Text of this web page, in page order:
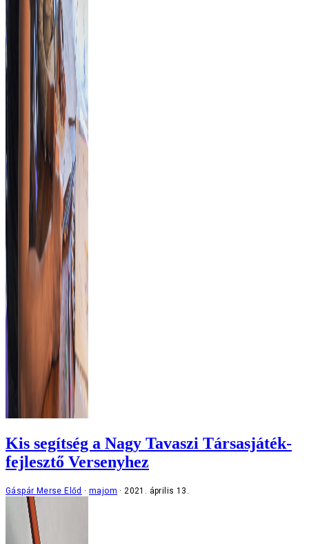
Kis segítség a Nagy Tavaszi Társasjáték-
fejlesztő Versenyhez
Gáspár Merse Előd majom 2021. április 13.